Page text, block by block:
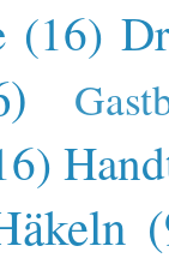
(16)